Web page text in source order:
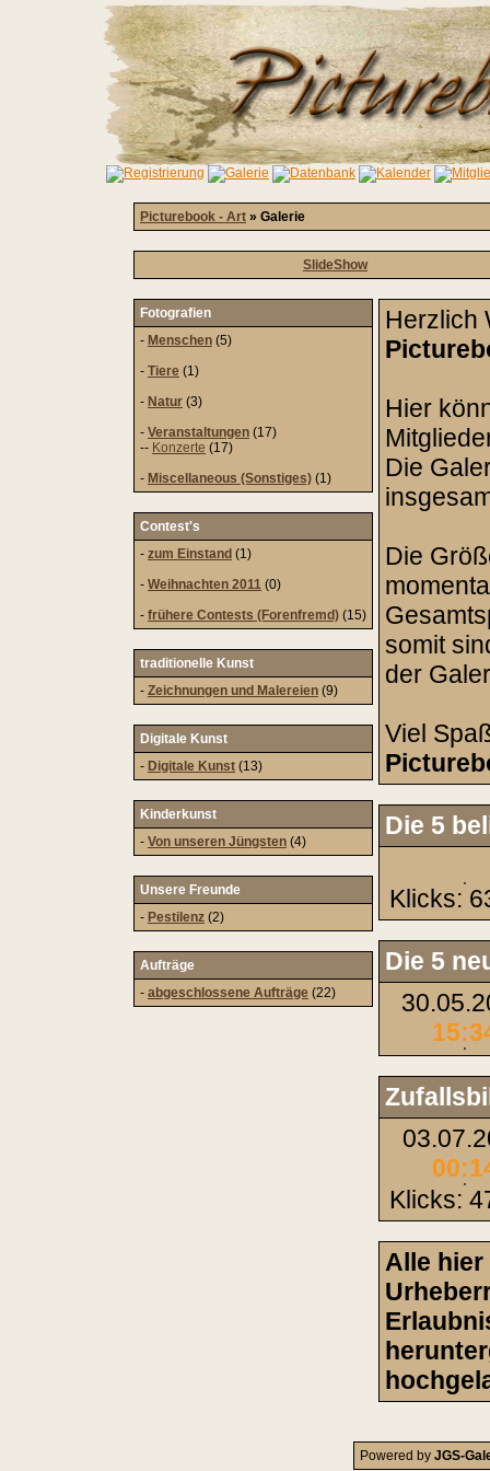
Picturebook - Art » Galerie
SlideShow
Fotografien
- Menschen (5)
- Tiere (1)
- Natur (3)
- Veranstaltungen (17)
-- Konzerte (17)
- Miscellaneous (Sonstiges) (1)
Contest's
- zum Einstand (1)
- Weihnachten 2011 (0)
- frühere Contests (Forenfremd) (15)
traditionelle Kunst
- Zeichnungen und Malereien (9)
Digitale Kunst
- Digitale Kunst (13)
Kinderkunst
- Von unseren Jüngsten (4)
Unsere Freunde
- Pestilenz (2)
Aufträge
- abgeschlossene Aufträge (22)
Herzlich
Hier
Die
Die
somit
der
Viel
Die 5
Klicks:
Die 5
Klicks:
Alle
Powered by JGS-